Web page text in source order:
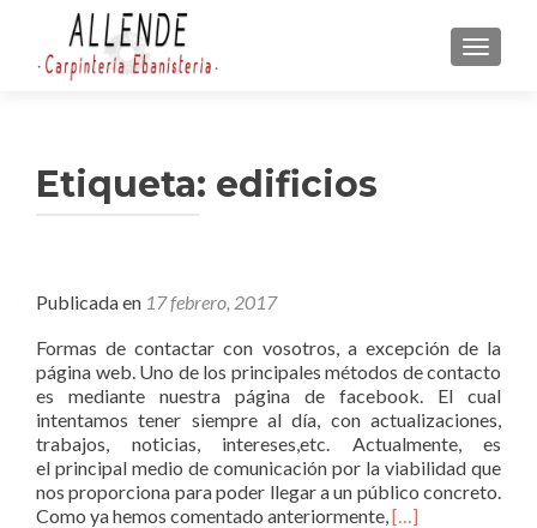
Etiqueta: edificios
Publicada en 17 febrero, 2017
Formas de contactar con vosotros, a excepción de la
página web. Uno de los principales métodos de contacto
es mediante nuestra página de facebook. El cual
intentamos tener siempre al día, con actualizaciones,
trabajos, noticias, intereses,etc. Actualmente, es
el principal medio de comunicación por la viabilidad que
nos proporciona para poder llegar a un público concreto.
Como ya hemos comentado anteriormente,L[…]